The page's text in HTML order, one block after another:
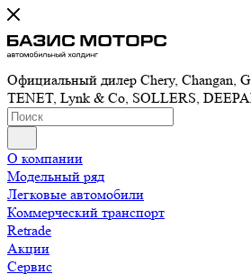
Официальный дилер Chery, Changan,
TENET, Lynk & Co, SOLLERS,
О компании
Модельный ряд
Легковые автомобили
Коммерческий транспорт
Retrade
Акции
Сервис